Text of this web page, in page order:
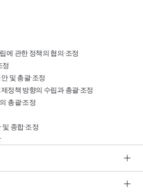
에 관한 정책의 협의·조정
정
및 총괄·조정
정책 방향의 수립과 총괄·조정
총괄·조정
및 종합·조정